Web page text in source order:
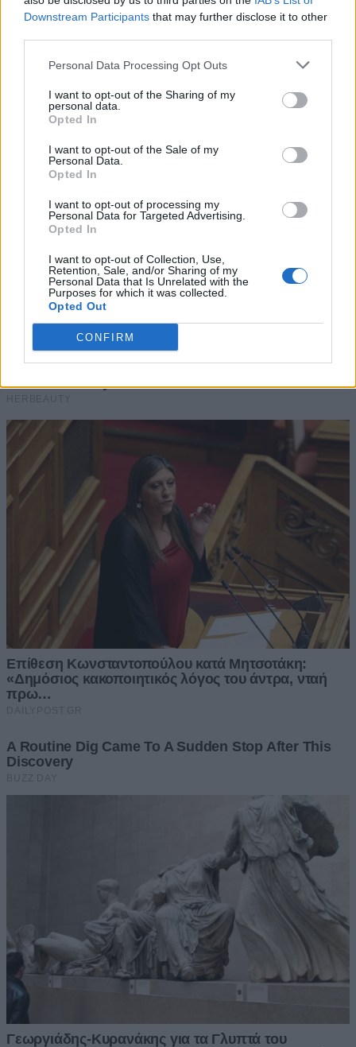
Downstream Participants that may further disclose it to other
Personal Data Processing Opt Outs
I want to opt-out of the Sharing of my
personal data.
Opted In
I want to opt-out of the Sale of my
Personal Data.
Opted In
I want to opt-out of processing my
Personal Data for Targeted Advertising.
Opted In
I want to opt-out of Collection, Use,
Retention, Sale, and/or Sharing of my
Personal Data that Is Unrelated with the
Purposes for which it was collected.
Opted Out
CONFIRM